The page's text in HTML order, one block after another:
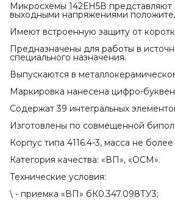
Микросхемы 142ЕН5В
выходными напряжениями
Имеют встроенную защиту от
Предназначены для работы в
специального назначения.
Выпускаются в
Маркировка нанесена цифро-
Содержат 39 интегральных
Изготовлены по совмещенной
Корпус типа 4116.4-3, масса не более
Категория качества: «ВП», «ОСМ».
Технические условия:
\ - приемка «ВП» бК0.347.098ТУ3;